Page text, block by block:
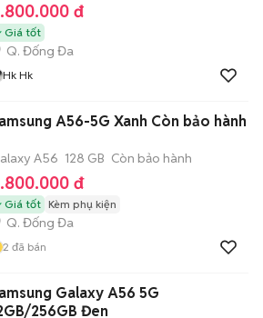
đ
Giá tốt
Q. Đống Đa
Hk Hk
A56-5G Xanh Còn bảo hành
A56 128 GB Còn bảo hành
đ
Giá tốt Kèm phụ kiện
Q. Đống Đa
2 đã bán
Galaxy A56 5G
256GB Đen